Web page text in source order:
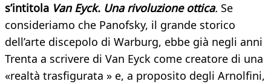
s’intitola Van Eyck. Una rivoluzione ottica. Se
consideriamo che Panofsky, il grande storico
dell’arte discepolo di Warburg, ebbe già negli anni
Trenta a scrivere di Van Eyck come creatore di una
«realtà trasfigurata » e, a proposito degli Arnolfini,